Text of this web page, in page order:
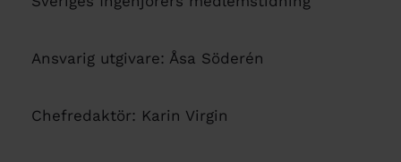
Ansvarig utgivare: Åsa Söderén
Chefredaktör: Karin Virgin